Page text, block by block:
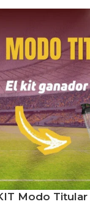
Modo Titular